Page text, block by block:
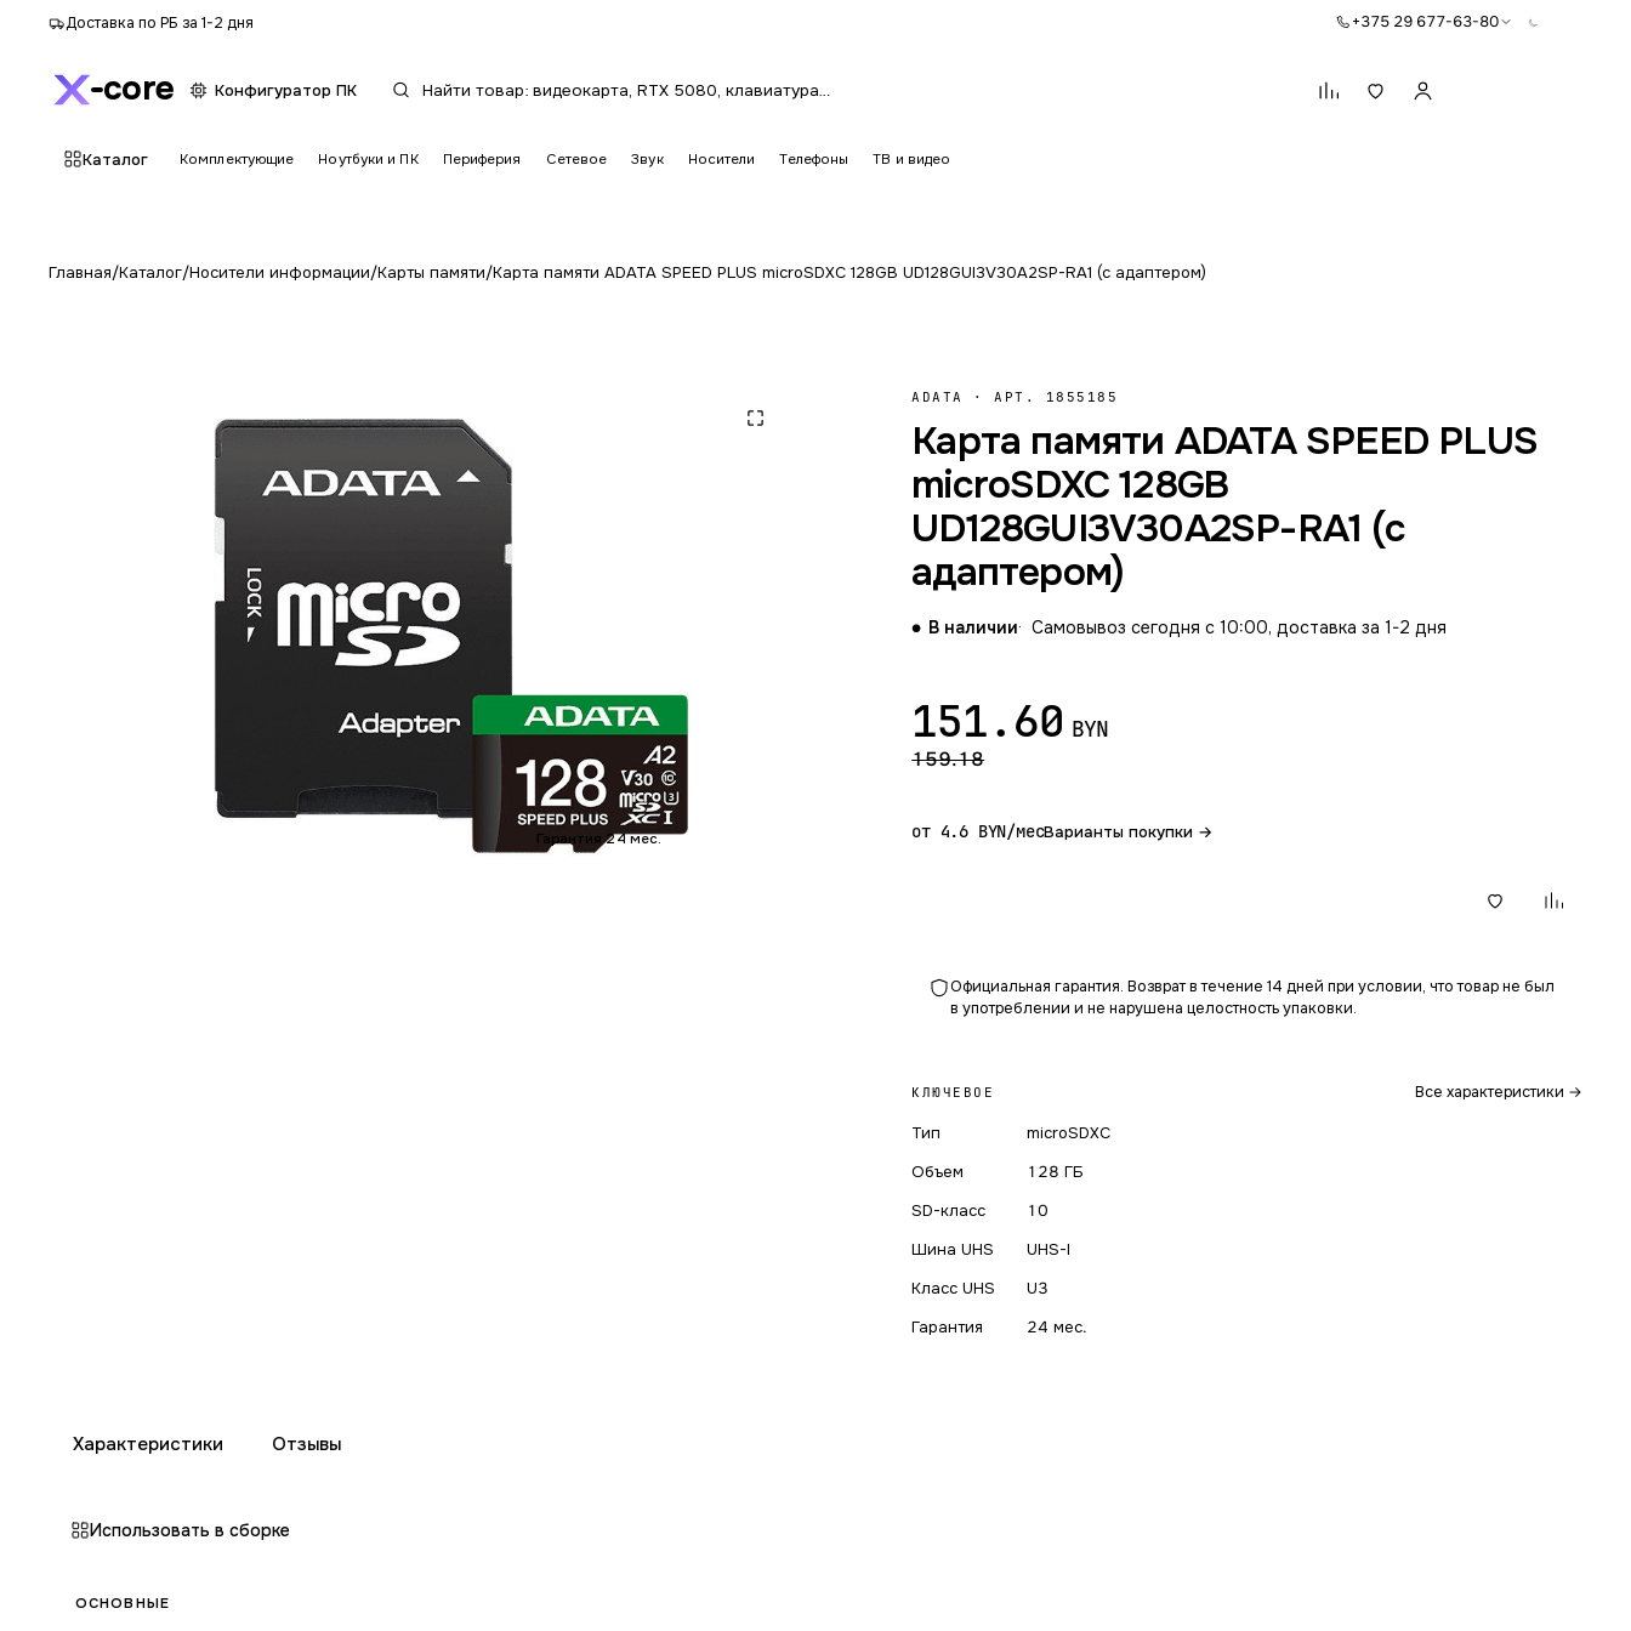
Доставка по РБ за 1-2 дня +375 29 677-63-80
core Конфигуратор ПК
Каталог Комплектующие Ноутбуки и ПК Периферия Сетевое Звук Носители Телефоны ТВ и видео
Главная/Каталог/Носители информации/Карты памяти/Карта памяти ADATA SPEED PLUS microSDXC 128GB UD128GUI3V30A2SP-RA1 (с адаптером)
Гарантия 24 мес.
ADATA ·АРТ. 1855185
Карта памяти ADATA SPEED PLUS
microSDXC 128GB
UD128GUI3V30A2SP-RA1 (с
адаптером)
В наличии Самовывоз сегодня с 10:00, доставка за 1-2 дня
151.60 BYN
159.18
от 4.6 BYN/месВарианты покупки →
Официальная гарантия. Возврат в течение 14 дней при условии, что товар не был
в употреблении и не нарушена целостность упаковки.
КЛЮЧЕВОЕ Все характеристики →
Тип
microSDXC
Объем
128 ГБ
SD-класс
10
Шина UHS
UHS-I
Класс UHS
U3
Гарантия
24 мес.
Характеристики Отзывы
Использовать в сборке
ОСНОВНЫЕ